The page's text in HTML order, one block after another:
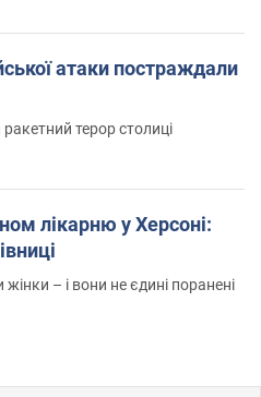
атаки постраждали
терор столиці
лікарню у Херсоні:
– і вони не єдині поранені